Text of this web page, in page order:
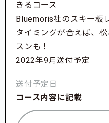
きるコース
Bluemoris社のスキー板
タイミングが合えば、
スンも！
2022年9月送付予定
送付予定日
コース内容に記載